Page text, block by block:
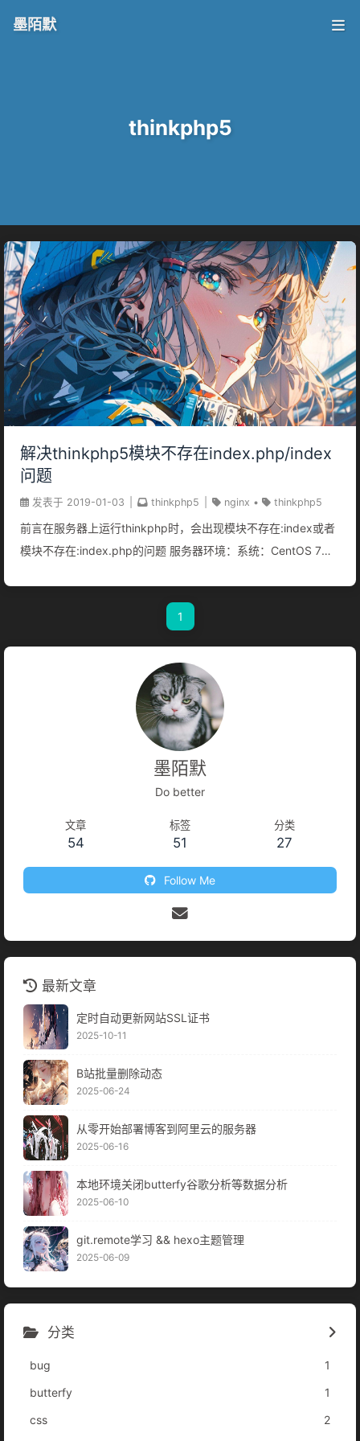
墨陌默
thinkphp5
解决thinkphp5模块不存在index.php/index
问题
发表于 2019-01-03 thinkphp5 nginx • thinkphp5
前言在服务器上运行thinkphp时，会出现模块不存在:index或者
模块不存在:index.php的问题 服务器环境：系统：CentOS 7
1
墨陌默
Do better
文章
54
标签
51
分类
27
Follow Me
最新文章
定时自动更新网站SSL证书
2025-10-11
B站批量删除动态
2025-06-24
从零开始部署博客到阿里云的服务器
2025-06-16
本地环境关闭butterfy谷歌分析等数据分析
2025-06-10
git.remote学习 && hexo主题管理
2025-06-09
分类
bug
1
butterfy
1
css
2